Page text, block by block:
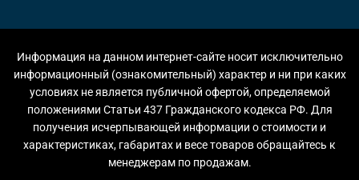
Информация на данном интернет-сайте носит исключительно
информационный (ознакомительный) характер и ни при каких
условиях не является публичной офертой, определяемой
положениями Статьи 437 Гражданского кодекса РФ. Для
получения исчерпывающей информации о стоимости и
характеристиках, габаритах и весе товаров обращайтесь к
менеджерам по продажам.